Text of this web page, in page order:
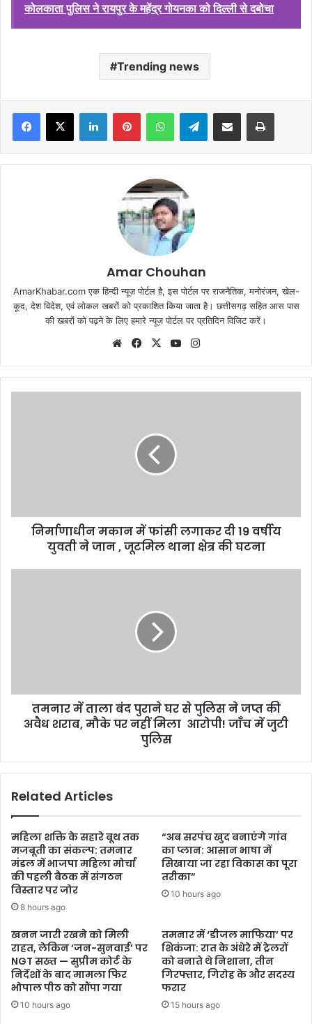
कोलकाता पुलिस ने रायपुर के महेंद्र गोयनका को दिल्ली से दबोचा
Trending news
Facebook
X LinkedInPinterestWhatsAppTelegramShare via Email Print
Amar Chouhan
AmarKhabar.com एक हिन्दी न्यूज़ पोर्टल है, इस पोर्टल पर राजनैतिक, मनोरंजन, खेल-
कूद, देश विदेश, एवं लोकल खबरों को प्रकाशित किया जाता है। छत्तीसगढ़ सहित आस पास
की खबरों को पढ़ने के लिए हमारे न्यूज़ पोर्टल पर प्रतिदिन विजिट करें।
WebsiteFacebook
X YouTube
निर्माणाधीन मकान में फांसी लगाकर दी 19 वर्षीय
युवती ने जान , जूटमिल थाना क्षेत्र की घटना
तमनार में ताला बंद पुराने घर से पुलिस ने जप्त की
अवैध शराब, मौके पर नहीं मिला आरोपी! जाँच में जुटी
पुलिस
Related Articles
महिला शक्ति के सहारे बूथ तक
मजबूती का संकल्प: तमनार
मंडल में भाजपा महिला मोर्चा
की पहली बैठक में संगठन
विस्तार पर जोर
8 hours ago
“अब सरपंच खुद बनाएंगे गांव
का प्लान: आसान भाषा में
सिखाया जा रहा विकास का पूरा
तरीका”
10 hours ago
खनन जारी रखने को मिली
राहत, लेकिन ‘जन-सुनवाई’ पर
NGT सख्त — सुप्रीम कोर्ट के
निर्देशों के बाद मामला फिर
भोपाल पीठ को सौंपा गया
10 hours ago
तमनार में ‘डीजल माफिया’ पर
शिकंजा: रात के अंधेरे में ट्रेलरों
को बनाते थे निशाना, तीन
गिरफ्तार, गिरोह के और सदस्य
फरार
15 hours ago